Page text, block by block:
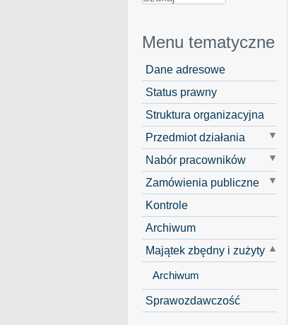
Menu tematyczne
Dane adresowe
Status prawny
Struktura organizacyjna
Przedmiot działania
Nabór pracowników
Zamówienia publiczne
Kontrole
Archiwum
Majątek zbędny i zużyty
Archiwum
Sprawozdawczość